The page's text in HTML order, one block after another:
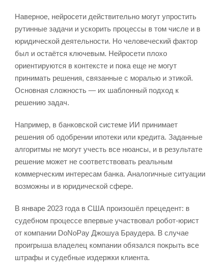
Наверное, нейросети действительно могут упростить
рутинные задачи и ускорить процессы в том числе и в
юридической деятельности. Но человеческий фактор
был и остаётся ключевым. Нейросети плохо
ориентируются в контексте и пока еще не могут
принимать решения, связанные с моралью и этикой.
Основная сложность — их шаблонный подход к
решению задач.
Например, в банковской системе ИИ принимает
решения об одобрении ипотеки или кредита. Заданные
алгоритмы не могут учесть все нюансы, и в результате
решение может не соответствовать реальным
коммерческим интересам банка. Аналогичные ситуации
возможны и в юридической сфере.
В январе 2023 года в США произошёл прецедент: в
судебном процессе впервые участвовал робот-юрист
от компании DoNoPay Джошуа Браудера. В случае
проигрыша владелец компании обязался покрыть все
штрафы и судебные издержки клиента.